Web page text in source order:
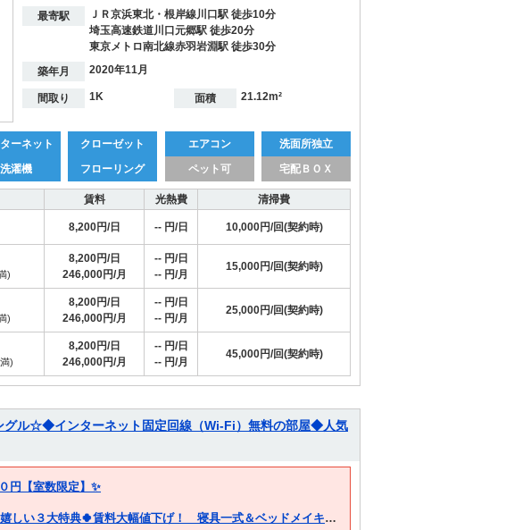
最寄駅
ＪＲ京浜東北・根岸線川口駅 徒歩10分
埼玉高速鉄道川口元郷駅 徒歩20分
東京メトロ南北線赤羽岩淵駅 徒歩30分
築年月
2020年11月
間取り 1K 面積 21.12m²
ーネット クローゼット エアコン
洗面所独立
洗濯機 フローリング ペット可 宅配ＢＯＸ
賃料 光熱費
清掃費
8,200円/日 -- 円/日 10,000円/回(契約時)
)
8,200円/日
246,000円/月
-- 円/日
-- 円/月
15,000円/回(契約時)
)
8,200円/日
246,000円/月
-- 円/日
-- 円/月
25,000円/回(契約時)
)
8,200円/日
246,000円/月
-- 円/日
-- 円/月
45,000円/回(契約時)
ル☆◆インターネット固定回線（Wi-Fi）無料の部屋◆人気
円【室数限定】✨
【お問合せはお電話ください！】🍀嬉しい３大特典🍀賃料大幅値下げ！ 寝具一式＆ベッドメイキング無料🎵など＋α😊３大特典🍀賃料大幅値下げ！ 寝具一式＆ベッドメイキング無料🎵など＋α😊